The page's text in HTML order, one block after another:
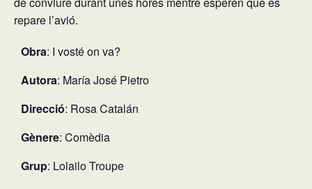
repare l’avió.
Obra: I vosté on va?
Autora: María José Pietro
Direcció: Rosa Catalán
Gènere: Comèdia
Grup: Lolailo Troupe